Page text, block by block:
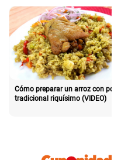
Cómo preparar un arroz con pollo
tradicional riquísimo (VIDEO)